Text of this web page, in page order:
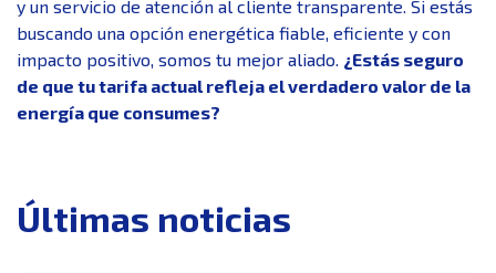
y un servicio de atención al cliente transparente. Si estás
buscando una opción energética fiable, eficiente y con
impacto positivo, somos tu mejor aliado. ¿Estás seguro
de que tu tarifa actual refleja el verdadero valor de la
energía que consumes?
Últimas noticias